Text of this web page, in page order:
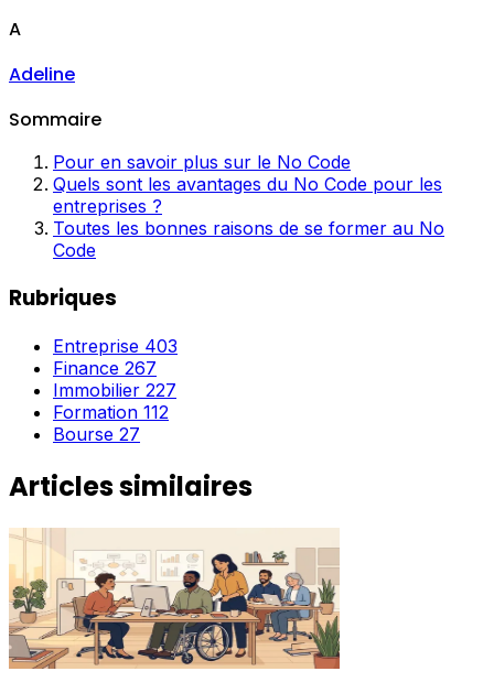
A
Adeline
Sommaire
Pour en savoir plus sur le No Code
Quels sont les avantages du No Code pour les
entreprises ?
Toutes les bonnes raisons de se former au No
Code
Rubriques
Entreprise 403
Finance 267
Immobilier 227
Formation 112
Bourse 27
Articles similaires